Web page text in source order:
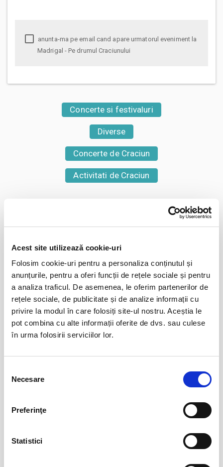
Acest site utilizează cookie-uri
Folosim cookie-uri pentru a personaliza conținutul și
anunțurile, pentru a oferi funcții de rețele sociale și pentru
a analiza traficul. De asemenea, le oferim partenerilor de
rețele sociale, de publicitate și de analize informații cu
privire la modul în care folosiți site-ul nostru. Aceștia le
pot combina cu alte informații oferite de dvs. sau culese
în urma folosirii serviciilor lor.
consimțământului
Necesare
Preferinţe
Statistici
Madrigal - Pe drumul Craciunului
Concerte si festivaluri
Diverse
Concerte de Craciun
Activitati de Craciun
Evenimente similare
Summer Well
Buftea
BILETE
07
aug
aug
14
aug